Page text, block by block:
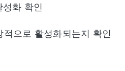
화 확인
으로 활성화되는지 확인